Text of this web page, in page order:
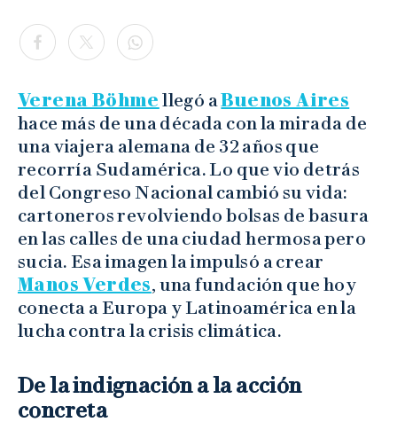
Verena Böhme llegó aBuenos Aires
hace más de una década con la mirada de
una viajera alemana de 32 años que
recorría Sudamérica. Lo que vio detrás
del Congreso Nacional cambió su vida:
cartoneros revolviendo bolsas de basura
en las calles de una ciudad hermosa pero
sucia. Esa imagen la impulsó a crear
Manos Verdes, una fundación que hoy
conecta a Europa y Latinoamérica en la
lucha contra la crisis climática.
De la indignación a la acción
concreta